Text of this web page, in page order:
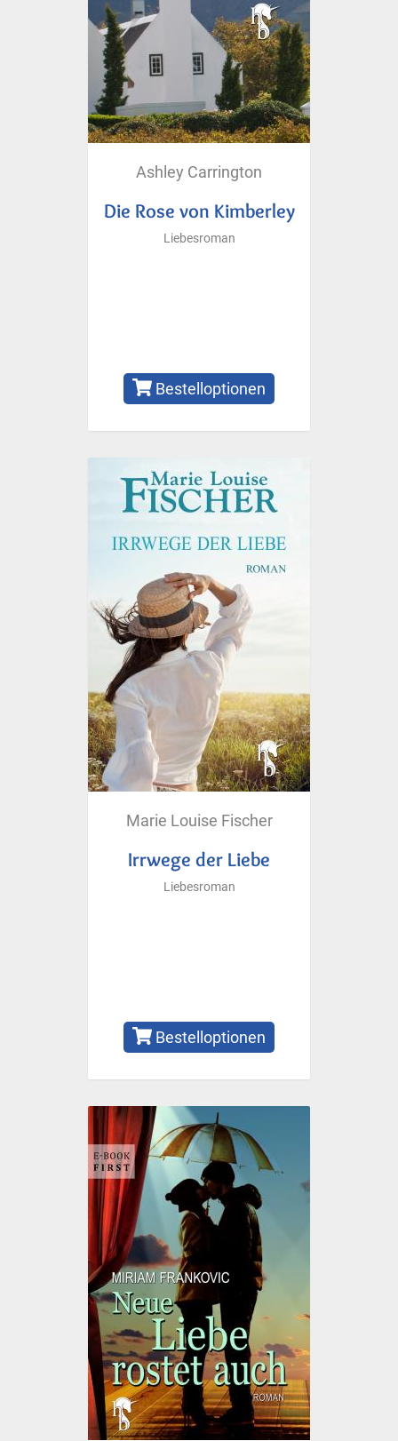
Ashley Carrington
Die Rose von Kimberley
Liebesroman
Bestelloptionen
Marie Louise Fischer
Irrwege der Liebe
Liebesroman
Bestelloptionen